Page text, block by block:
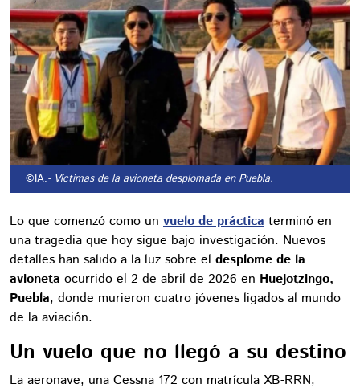
©IA.- Víctimas de la avioneta desplomada en Puebla.
Lo que comenzó como un vuelo de práctica terminó en
una tragedia que hoy sigue bajo investigación. Nuevos
detalles han salido a la luz sobre el desplome de la
avioneta ocurrido el 2 de abril de 2026 en Huejotzingo,
Puebla, donde murieron cuatro jóvenes ligados al mundo
de la aviación.
Un vuelo que no llegó a su destino
La aeronave, una Cessna 172 con matrícula XB-RRN,